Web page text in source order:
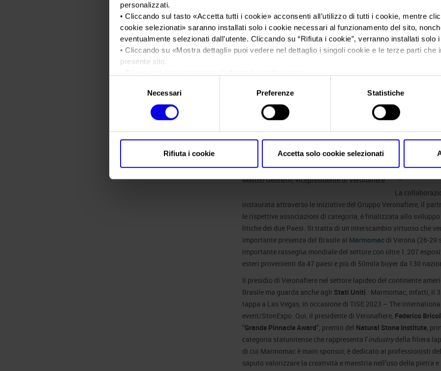
personalizzati.
• Cliccando sul tasto «Accetta tutti i cookie» acconsenti all’utilizzo di tutti i cookie, mentre
cookie selezionati» saranno installati solo i cookie necessari al funzionamento del sito,
eventualmente selezionati dall’utente. Cliccando su “Rifiuta i cookie”, verranno installati solo
• Cliccando su «Mostra dettagli» puoi vedere nel dettaglio i singoli cookie e le terze parti che
presente sito.
Necessari Preferenze Statistiche
Rifiuta i cookie Accetta solo cookie selezionati
rappresenta un nuovo inizio per la più importante fiera
sottolineato ilvicepresidente di Veronafiere,Matteo Gelmetti ,
vicegovernatore dello stato di Espirito Santo, Massimiliano
Ed Martins, presidente Sindirochas, Cris Samorini, presidente
Santo), Jorge Viana, presidente di Apex, Tales Machado,
Matteo Gelmetti, vicepresidente di Veronafiere
aziende del
per questa
progettare
in Brasile,
importanti
La
instaurata attraverso le iniziative del Gruppo Veronafiere, il
le rispettive associazioni di categoria, è finalizzata allo
litiche dei due Paesi. Si tratta di un interscambio virtuoso che
importante presenza del Brasile al Marmomacdi Verona (26-29
importante rassegna mondiale del settore con oltre 1.207
esteri provenienti da 47 paesi e più di 50mila buyer da 130
Il presidio di Veronafiere nel settore lapideo del continente
Brasile ma guarda anche agli Stati Uniti. Marmomac, infatti, il
tappa a Las Vegas, in occasione di TISE 2023 – The
event/StonExpo. Qui, il presidente di Veronafiere, Federico
“Grande Pinnacle Award”, premio del Natural Stone Institute,
categoria statunitense che rappresenta l’industrydella filiera
di cui Marmomac è main sponsor, è dedicato ai professionisti
saputo valorizzare la creatività e maestria nell’uso della pietra